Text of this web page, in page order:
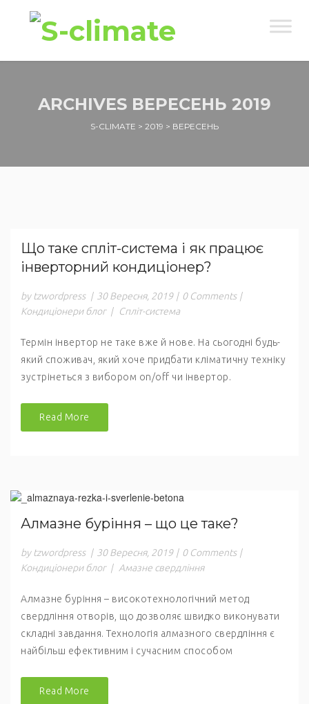
ARCHIVES ВЕРЕСЕНЬ 2019
S-CLIMATE > 2019 > ВЕРЕСЕНЬ
Що таке спліт-система і як працює
інверторний кондиціонер?
by tzwordpress | 30 Вересня, 2019 | 0 Comments |
Кондиціонери блог | Спліт-система
Термін інвертор не таке вже й нове. На сьогодні будь-
який споживач, який хоче придбати кліматичну техніку
зустрінеться з вибором on/off чи інвертор.
Read More
Алмазне буріння – що це таке?
by tzwordpress | 30 Вересня, 2019 | 0 Comments |
Кондиціонери блог | Амазне свердління
Алмазне буріння – високотехнологічний метод
свердління отворів, що дозволяє швидко виконувати
складні завдання. Технологія алмазного свердління є
найбільш ефективним і сучасним способом
Read More